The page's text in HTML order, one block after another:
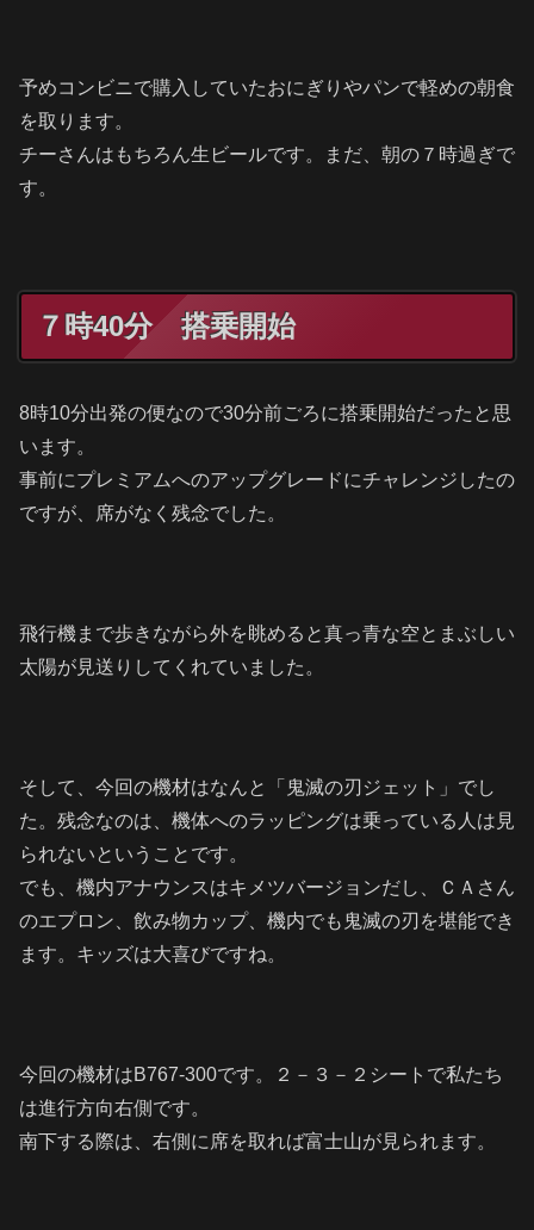
予めコンビニで購入していたおにぎりやパンで軽めの朝食
を取ります。
チーさんはもちろん生ビールです。まだ、朝の７時過ぎで
す。
７時40分 搭乗開始
8時10分出発の便なので30分前ごろに搭乗開始だったと思
います。
事前にプレミアムへのアップグレードにチャレンジしたの
ですが、席がなく残念でした。
飛行機まで歩きながら外を眺めると真っ青な空とまぶしい
太陽が見送りしてくれていました。
そして、今回の機材はなんと「鬼滅の刃ジェット」でし
た。残念なのは、機体へのラッピングは乗っている人は見
られないということです。
でも、機内アナウンスはキメツバージョンだし、ＣＡさん
のエプロン、飲み物カップ、機内でも鬼滅の刃を堪能でき
ます。キッズは大喜びですね。
今回の機材はB767-300です。２－３－２シートで私たち
は進行方向右側です。
南下する際は、右側に席を取れば富士山が見られます。